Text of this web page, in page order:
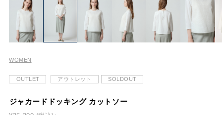
WOMEN
OUTLET アウトレット SOLDOUT
ジャカードドッキング カットソー